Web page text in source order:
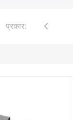
प्रकार: पैडल रैकेट बैग